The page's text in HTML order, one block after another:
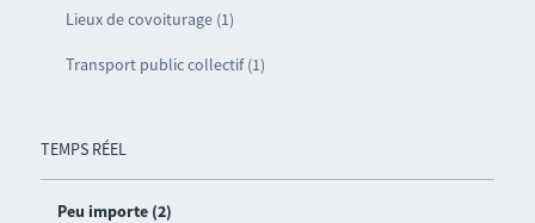
Lieux de covoiturage (1)
Transport public collectif (1)
TEMPS RÉEL
Peu importe (2)